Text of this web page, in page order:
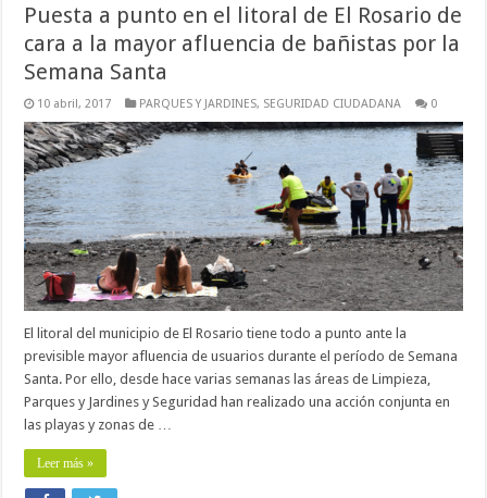
Puesta a punto en el litoral de El Rosario de
cara a la mayor afluencia de bañistas por la
Semana Santa
10 abril, 2017 PARQUES Y JARDINES, SEGURIDAD CIUDADANA 0
El litoral del municipio de El Rosario tiene todo a punto ante la
previsible mayor afluencia de usuarios durante el período de Semana
Santa. Por ello, desde hace varias semanas las áreas de Limpieza,
Parques y Jardines y Seguridad han realizado una acción conjunta en
las playas y zonas de …
Leer más »